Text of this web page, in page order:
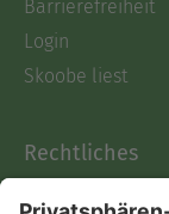
Barrierefreiheit
Login
Skoobe liest
Rechtliches